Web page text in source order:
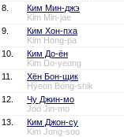
8.
Ким Мин-джэ
Kim Min-jae
9.
Ким Хон-пха
Kim Hong-pa
10.
Ким До-ён
Kim Do-yeong
11.
Хён Бон-щик
Hyeon Bong-shik
12.
Чу Джин-мо
Joo Jin-mo
13.
Ким Джон-су
Kim Jong-soo